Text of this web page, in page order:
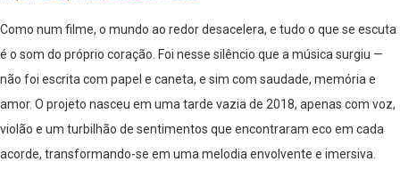
Como num filme, o mundo ao redor desacelera, e tudo o que se escuta
é o som do próprio coração. Foi nesse silêncio que a música surgiu —
não foi escrita com papel e caneta, e sim com saudade, memória e
amor. O projeto nasceu em uma tarde vazia de 2018, apenas com voz,
violão e um turbilhão de sentimentos que encontraram eco em cada
acorde, transformando-se em uma melodia envolvente e imersiva.